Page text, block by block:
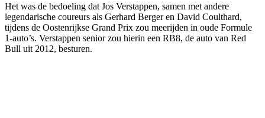
Het was de bedoeling dat Jos Verstappen, samen met andere
legendarische coureurs als Gerhard Berger en David Coulthard,
tijdens de Oostenrijkse Grand Prix zou meerijden in oude Formule
1-auto’s. Verstappen senior zou hierin een RB8, de auto van Red
Bull uit 2012, besturen.